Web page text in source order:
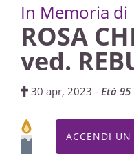
In Memoria di
ROSA
ved.
30 apr, 2023 -Età 95
ACCENDI UN